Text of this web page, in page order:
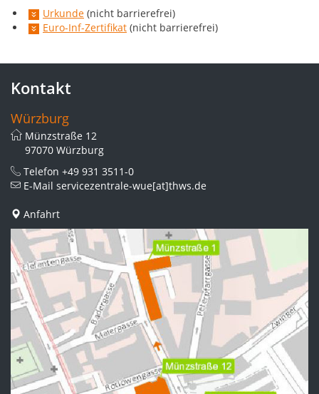
Urkunde (nicht barrierefrei)
Euro-Inf-Zertifikat (nicht barrierefrei)
Kontakt
Würzburg
Münzstraße 12
97070 Würzburg
Telefon +49 931 3511-0
E-Mail servicezentrale-wue[at]thws.de
Anfahrt